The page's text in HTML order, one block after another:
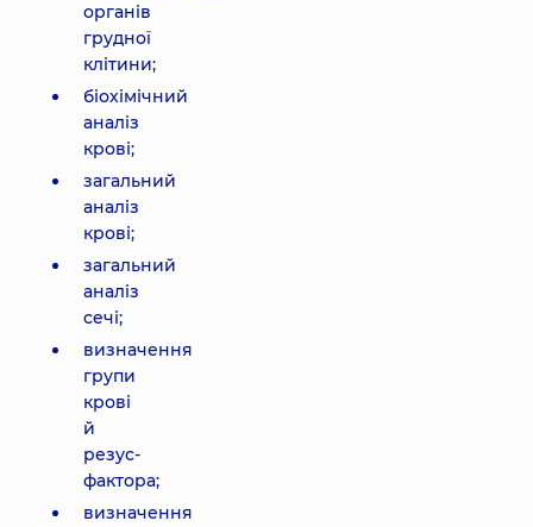
органів
грудної
клітини;
біохімічний
аналіз
крові;
загальний
аналіз
крові;
загальний
аналіз
сечі;
визначення
групи
крові
й
резус-
фактора;
визначення